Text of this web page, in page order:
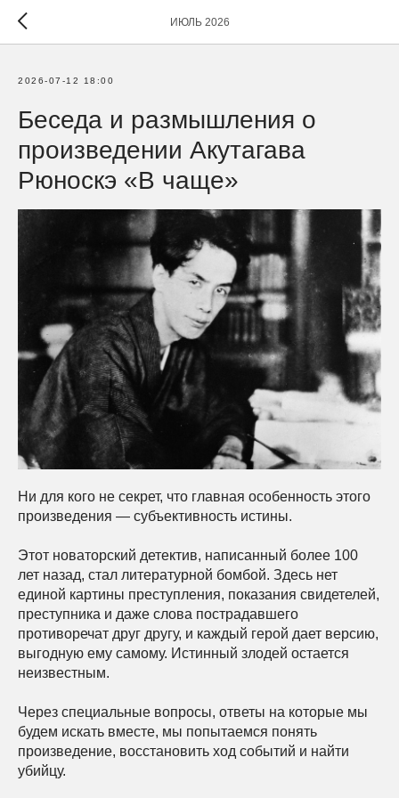
ИЮЛЬ 2026
2026-07-12 18:00
Беседа и размышления о
произведении Акутагава
Рюноскэ «В чаще»
Ни для кого не секрет, что главная особенность этого
произведения — субъективность истины.
Этот новаторский детектив, написанный более 100
лет назад, стал литературной бомбой. Здесь нет
единой картины преступления, показания свидетелей,
преступника и даже слова пострадавшего
противоречат друг другу, и каждый герой дает версию,
выгодную ему самому. Истинный злодей остается
неизвестным.
Через специальные вопросы, ответы на которые мы
будем искать вместе, мы попытаемся понять
произведение, восстановить ход событий и найти
убийцу.